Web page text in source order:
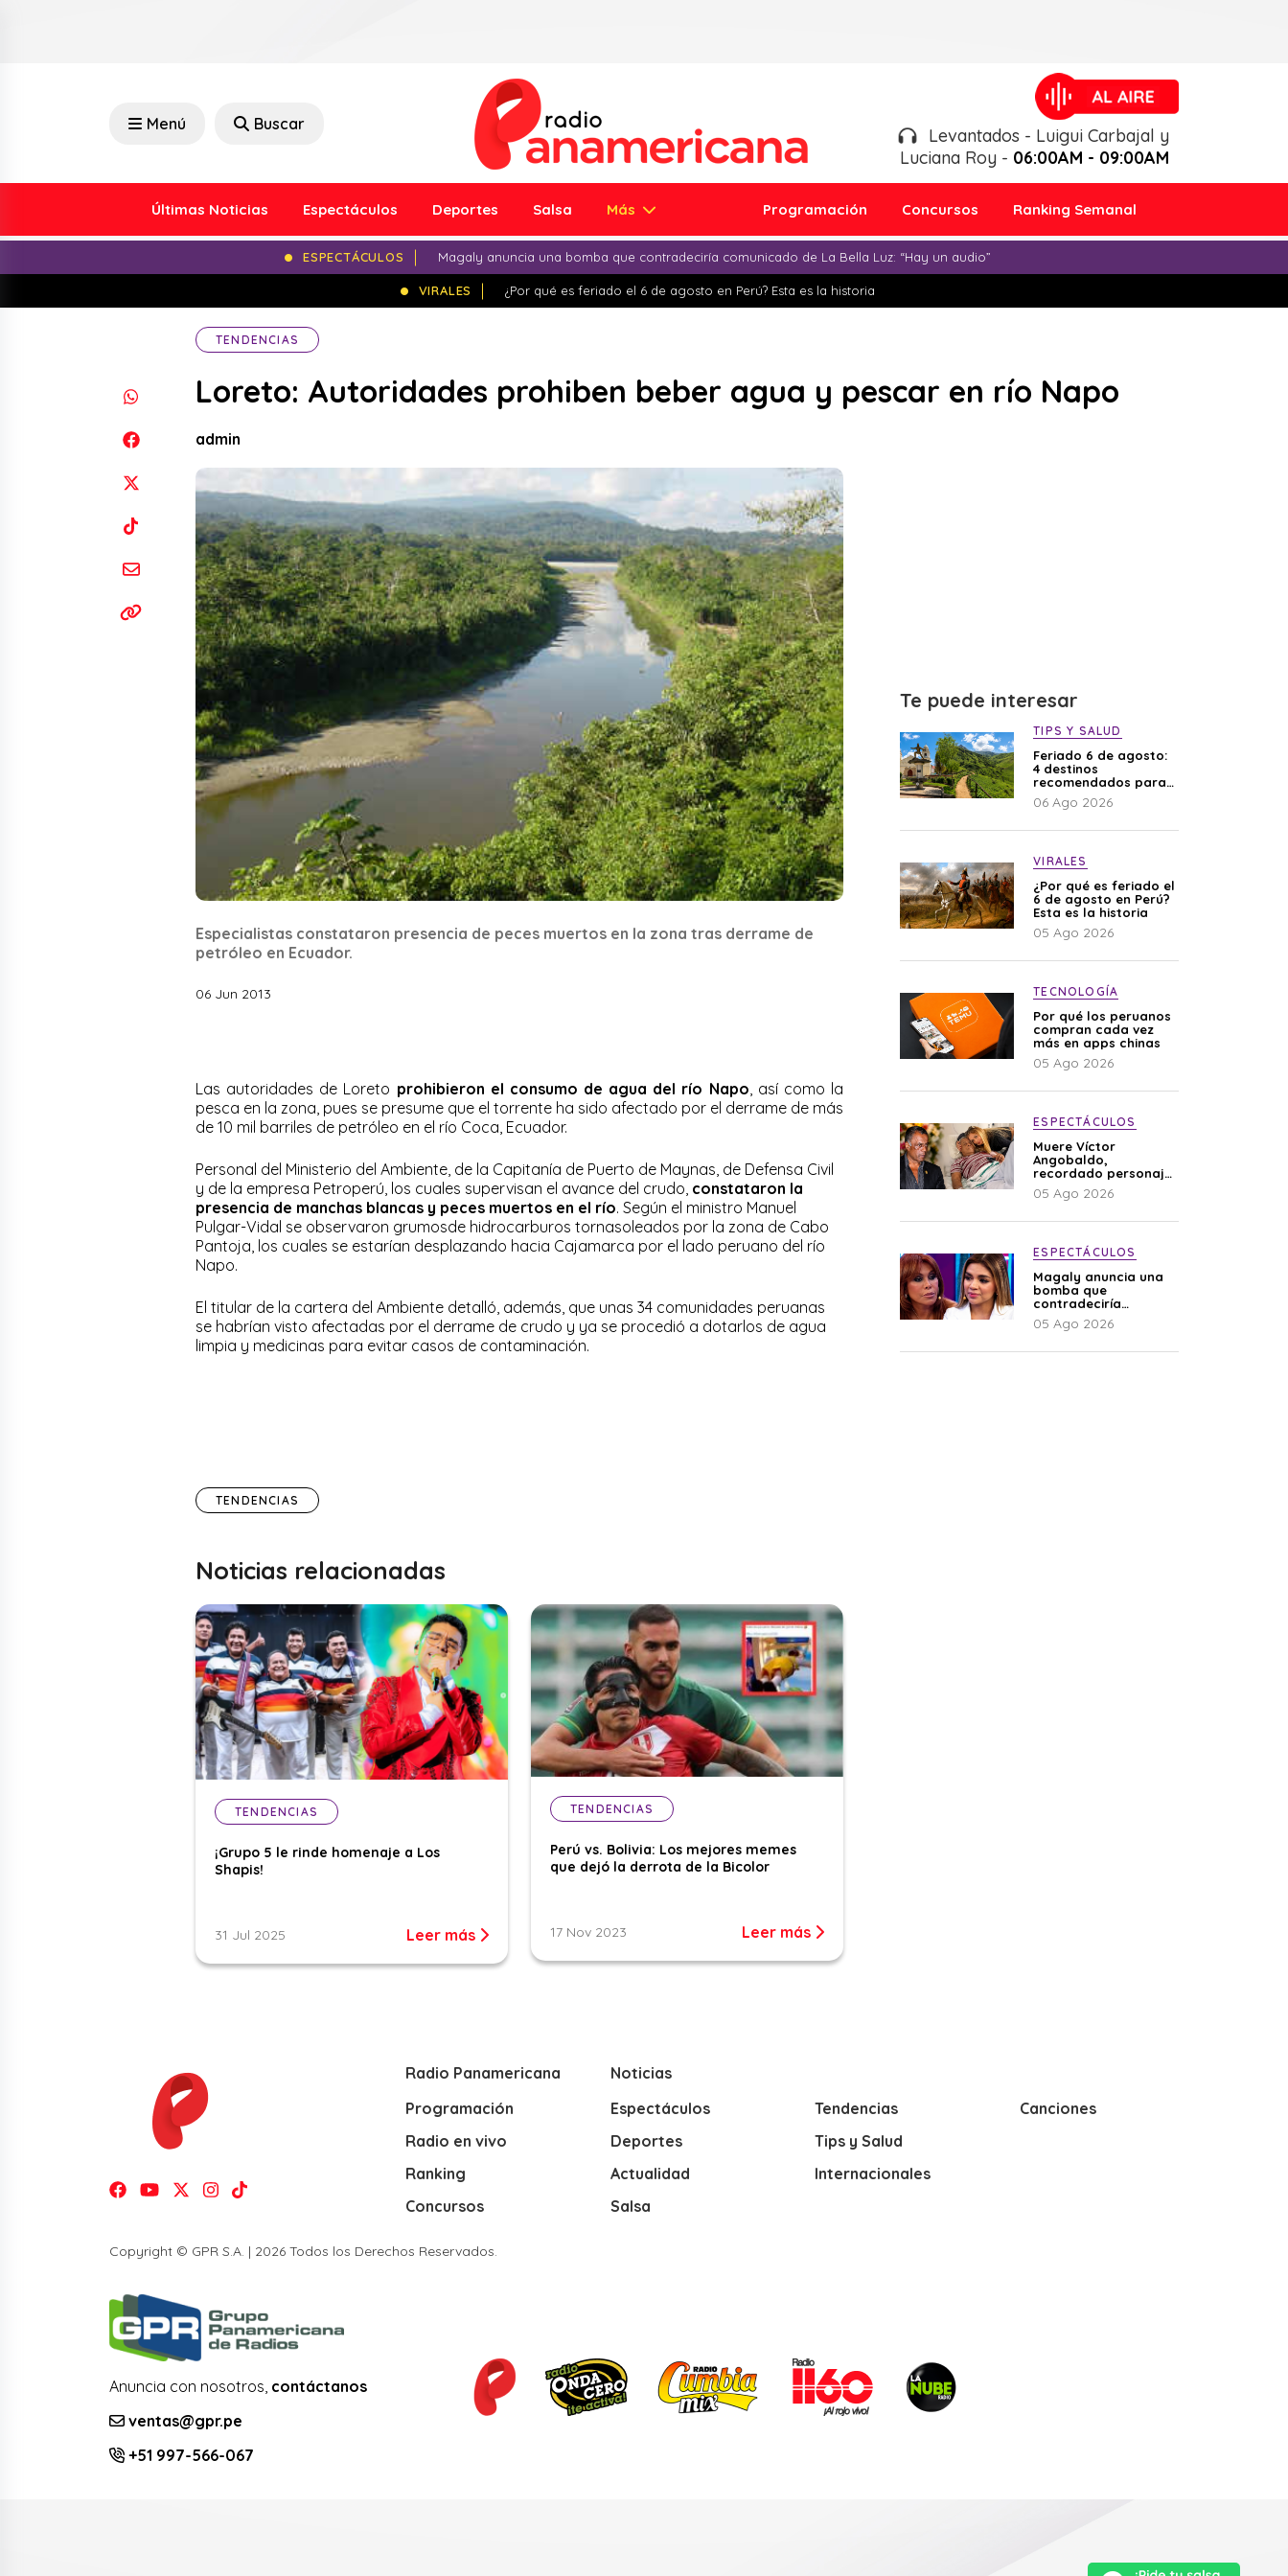
Menú Buscar
Levantados - Luigui Carbajal y
Luciana Roy - 06:00AM - 09:00AM
Últimas Noticias Espectáculos Deportes Salsa Más Programación Concursos Ranking Semanal
ESPECTÁCULOS Magaly anuncia una bomba que contradeciría comunicado de La Bella Luz: “Hay un audio”
VIRALES ¿Por qué es feriado el 6 de agosto en Perú? Esta es la historia
TENDENCIAS
Loreto: Autoridades prohiben beber agua y pescar en río Napo
admin
Especialistas constataron presencia de peces muertos en la zona tras derrame de
petróleo en Ecuador.
06 Jun 2013
Las autoridades de Loreto prohibieron el consumo de agua del río Napo , así como la
pesca en la zona, pues se presume que el torrente ha sido afectado por el derrame de más
de 10 mil barriles de petróleo en el río Coca, Ecuador.
Personal del Ministerio del Ambiente, de la Capitanía de Puerto de Maynas, de Defensa Civil
y de la empresa Petroperú, los cuales supervisan el avance del crudo, constataron la
presencia de manchas blancas y peces muertos en el río. Según el ministro Manuel
Pulgar-Vidal se observaron grumosde hidrocarburos tornasoleados por la zona de Cabo
Pantoja, los cuales se estarían desplazando hacia Cajamarca por el lado peruano del río
Napo.
El titular de la cartera del Ambiente detalló, además, que unas 34 comunidades peruanas
se habrían visto afectadas por el derrame de crudo y ya se procedió a dotarlos de agua
limpia y medicinas para evitar casos de contaminación.
TENDENCIAS
Noticias relacionadas
TENDENCIAS
¡Grupo 5 le rinde homenaje a Los
Shapis!
31 Jul 2025 Leer más
TENDENCIAS
Perú vs. Bolivia: Los mejores memes
que dejó la derrota de la Bicolor
17 Nov 2023 Leer más
Te puede interesar
TIPS Y SALUD
Feriado 6 de agosto:
4 destinos
recomendados para
disfrutar el descanso
06 Ago 2026
VIRALES
¿Por qué es feriado el
6 de agosto en Perú?
Esta es la historia
05 Ago 2026
TECNOLOGÍA
Por qué los peruanos
compran cada vez
más en apps chinas
05 Ago 2026
ESPECTÁCULOS
Muere Víctor
Angobaldo,
recordado personaje
de la farándula y
expareja de Shirley
05 Ago 2026
ESPECTÁCULOS
Magaly anuncia una
bomba que
contradeciría
comunicado de La
Bella Luz: “Hay un
05 Ago 2026
Radio Panamericana
Programación
Radio en vivo
Ranking
Concursos
Noticias
Espectáculos
Deportes
Actualidad
Salsa
Tendencias
Tips y Salud
Internacionales
Canciones
Copyright © GPR S.A. | 2026 Todos los Derechos Reservados.
Anuncia con nosotros, contáctanos
ventas@gpr.pe
+51 997-566-067